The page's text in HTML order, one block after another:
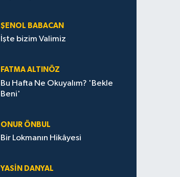
ŞENOL BABACAN
İşte bizim Valimiz
FATMA ALTINÖZ
Bu Hafta Ne Okuyalım? 'Bekle
Beni'
ONUR ÖNBUL
Bir Lokmanın Hikâyesi
YASIN DANYAL